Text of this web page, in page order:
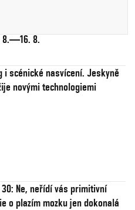
8.—16. 8.
i scénické nasvícení. Jeskyně
novými technologiemi
Ne, neřídí vás primitivní
o plazím mozku jen dokonalá